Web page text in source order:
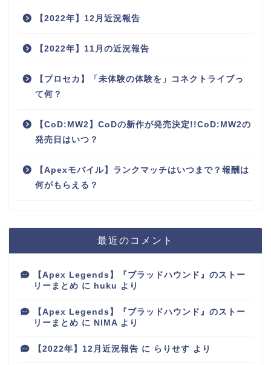
【2022年】12月近況報告
【2022年】11月の近況報告
【プロセカ】「未体験の体験を」コネクトライブっ
て何？
【CoD:MW2】CoDの新作が発売決定!!CoD:MW2の
発売日はいつ？
【Apexモバイル】ランクマッチはいつまで？報酬は
何がもらえる？
最近のコメント
【Apex Legends】『ブラッドハウンド』のストー
リーまとめ に huku より
【Apex Legends】『ブラッドハウンド』のストー
リーまとめ に NIMA より
【2022年】12月近況報告 に らりせす より